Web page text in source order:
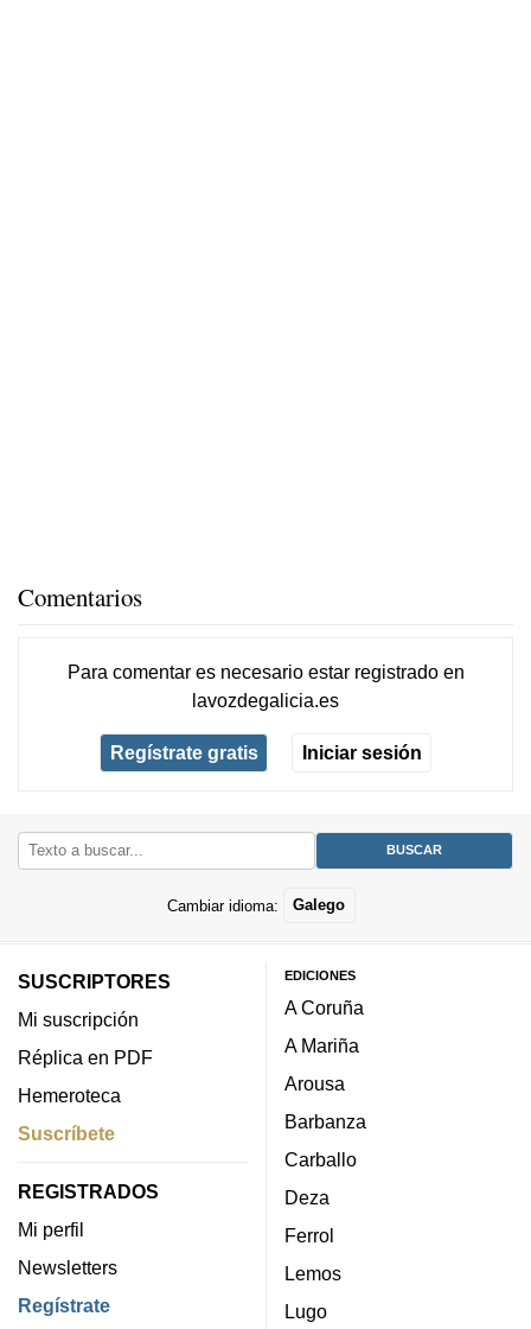
Comentarios
Para comentar es necesario estar registradoen
lavozdegalicia.es
Regístrate gratis Iniciar sesión
Cambiar idioma: Galego
SUSCRIPTORES
Mi suscripción
Réplica en PDF
Hemeroteca
Suscríbete
REGISTRADOS
Mi perfil
Newsletters
Regístrate
EDICIONES
A Coruña
A Mariña
Arousa
Barbanza
Carballo
Deza
Ferrol
Lemos
Lugo